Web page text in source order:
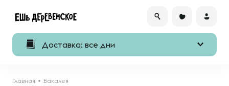
Доставка: все дни
Главная Бакалея